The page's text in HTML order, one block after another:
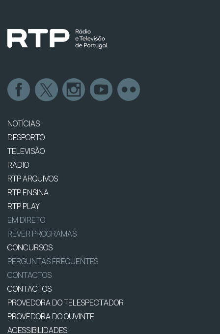
NOTÍCIAS
DESPORTO
TELEVISÃO
RÁDIO
RTP ARQUIVOS
RTP ENSINA
RTP PLAY
EM DIRETO
REVER PROGRAMAS
CONCURSOS
PERGUNTAS FREQUENTES
CONTACTOS
CONTACTOS
PROVEDORA DO TELESPECTADOR
PROVEDORA DO OUVINTE
ACESSIBILIDADES